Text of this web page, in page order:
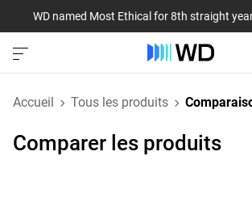
WD named Most Ethical for 8th straight
Accueil Tous les produits
Comparer les produits